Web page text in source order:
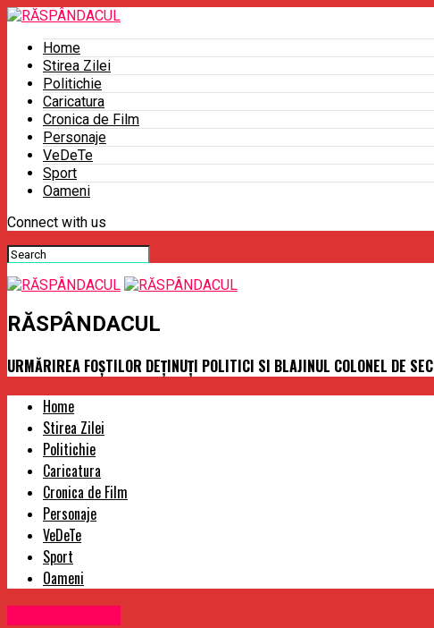
Home
Stirea Zilei
Politichie
Caricatura
Cronica de Film
Personaje
VeDeTe
Sport
Oameni
Connect with us
RĂSPÂNDACUL
URMĂRIREA FOŞTILOR DEŢINUŢI POLITICI SI BLAJINUL COLONEL DE
Home
Stirea Zilei
Politichie
Caricatura
Cronica de Film
Personaje
VeDeTe
Sport
Oameni